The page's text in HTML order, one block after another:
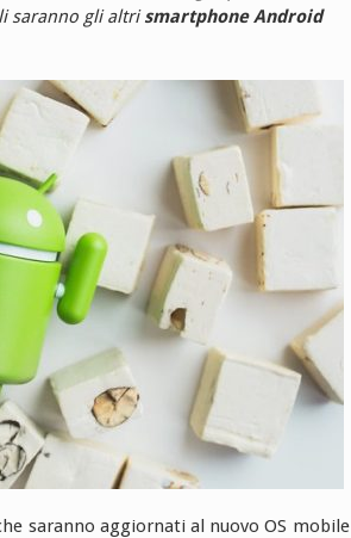
saranno gli altrismartphone Android
saranno aggiornati al nuovo OS mobile